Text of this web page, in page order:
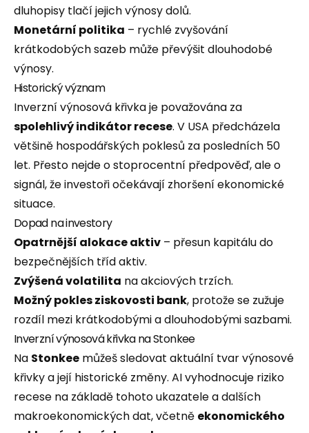
dluhopisy tlačí jejich výnosy dolů.
Monetární politika – rychlé zvyšování
krátkodobých sazeb může převýšit dlouhodobé
výnosy.
Historický význam
Inverzní výnosová křivka je považována za
spolehlivý indikátor recese. V USA předcházela
většině hospodářských poklesů za posledních 50
let. Přesto nejde o stoprocentní předpověď, ale o
signál, že investoři očekávají zhoršení ekonomické
situace.
Dopad na investory
Opatrnější alokace aktiv – přesun kapitálu do
bezpečnějších tříd aktiv.
Zvýšená volatilita na akciových trzích.
Možný pokles ziskovosti bank, protože se zužuje
rozdíl mezi krátkodobými a dlouhodobými sazbami.
Inverzní výnosová křivka na Stonkee
Na Stonkee můžeš sledovat aktuální tvar výnosové
křivky a její historické změny. AI vyhodnocuje riziko
recese na základě tohoto ukazatele a dalších
makroekonomických dat, včetně ekonomického